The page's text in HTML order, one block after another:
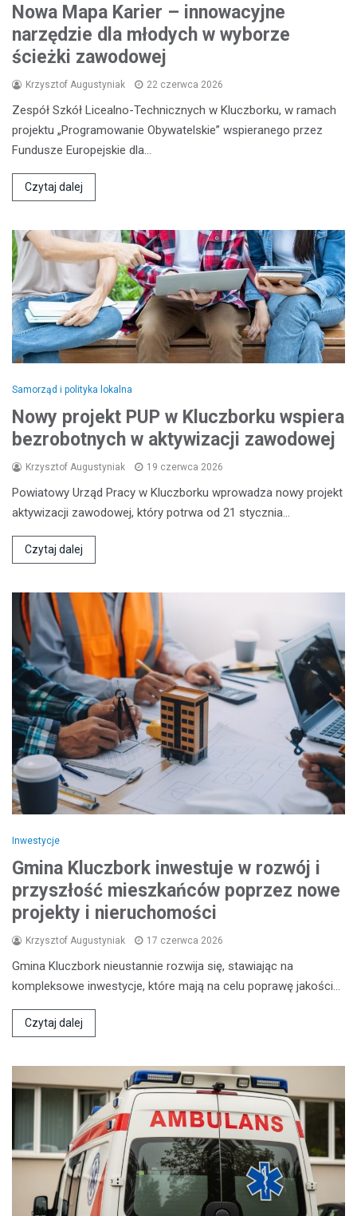
Nowa Mapa Karier – innowacyjne
narzędzie dla młodych w wyborze
ścieżki zawodowej
Krzysztof Augustyniak 22 czerwca 2026
Zespół Szkół Licealno-Technicznych w Kluczborku, w ramach
projektu „Programowanie Obywatelskie” wspieranego przez
Fundusze Europejskie dla…
Czytaj dalej
Samorząd i polityka lokalna
Nowy projekt PUP w Kluczborku wspiera
bezrobotnych w aktywizacji zawodowej
Krzysztof Augustyniak 19 czerwca 2026
Powiatowy Urząd Pracy w Kluczborku wprowadza nowy projekt
aktywizacji zawodowej, który potrwa od 21 stycznia…
Czytaj dalej
Inwestycje
Gmina Kluczbork inwestuje w rozwój i
przyszłość mieszkańców poprzez nowe
projekty i nieruchomości
Krzysztof Augustyniak 17 czerwca 2026
Gmina Kluczbork nieustannie rozwija się, stawiając na
kompleksowe inwestycje, które mają na celu poprawę jakości…
Czytaj dalej